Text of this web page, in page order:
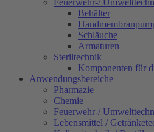
Feuerwehr-/
Behälter
Schläuche
Armaturen
Steriltechnik
Komponenten für
Anwendungsbereiche
Pharmazie
Chemie
Feuerwehr-/
Lebensmittel /